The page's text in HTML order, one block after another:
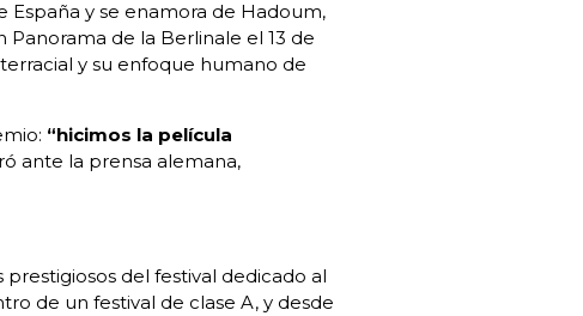
España y se enamora de Hadoum,
de la Berlinale el 13 de
y su enfoque humano de
“hicimos la película
ante la prensa alemana,
prestigiosos del festival dedicado al
de un festival de clase A, y desde